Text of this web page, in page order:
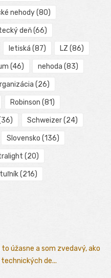
nehody(80)
deň(66)
letiská (87) LZ (86)
(46) nehoda (83)
(26)
Robinson (81)
Schweizer(24)
Slovensko (136)
(20)
(216)
úžasne a som zvedavý, ako
de...